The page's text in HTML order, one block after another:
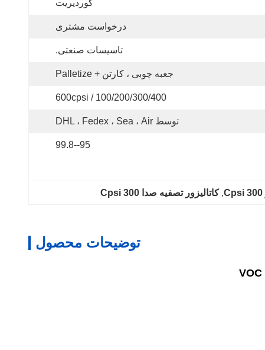
کوردیریت
درخواست مشتری
تاسیسات صنعتی.
جعبه چوبی ، کارتن + Palletize
100/200/300/400 / 600cpsi
توسط DHL ، Fedex ، Sea ، Air
95--99.8
, کاتالیزور تصفیه صدا 300 Cpsi
توضیحات محصول